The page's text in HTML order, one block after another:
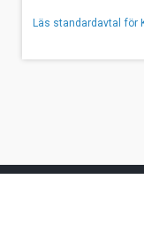
Läs standardavtal för